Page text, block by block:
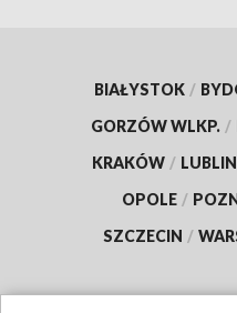
BIAŁYSTOK /
GORZÓW WLKP. /
KRAKÓW / LUBLIN
OPOLE /
SZCZECIN /